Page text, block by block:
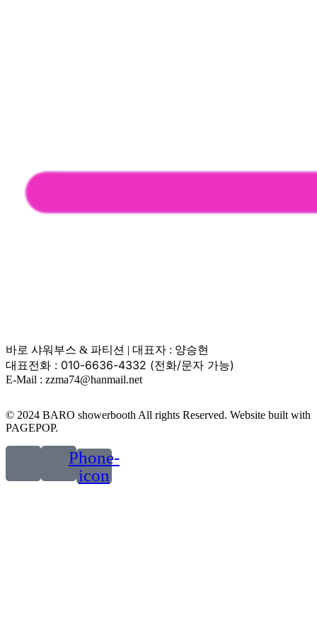
바로 샤워부스 & 파티션 | 대표자 : 양승현
대표전화 : 010-6636-4332 (전화/문자 가능)
E-Mail : zzma74@hanmail.net
© 2024 BARO showerbooth All rights Reserved. Website built with
PAGEPOP.
Phone-
icon